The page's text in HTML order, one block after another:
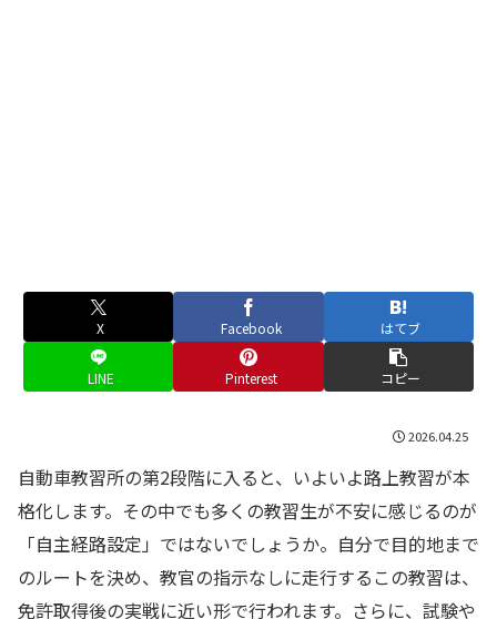
X Facebook はてブ
LINE Pinterest コピー
2026.04.25
自動車教習所の第2段階に入ると、いよいよ路上教習が本
格化します。その中でも多くの教習生が不安に感じるのが
「自主経路設定」ではないでしょうか。自分で目的地まで
のルートを決め、教官の指示なしに走行するこの教習は、
免許取得後の実戦に近い形で行われます。さらに、試験や